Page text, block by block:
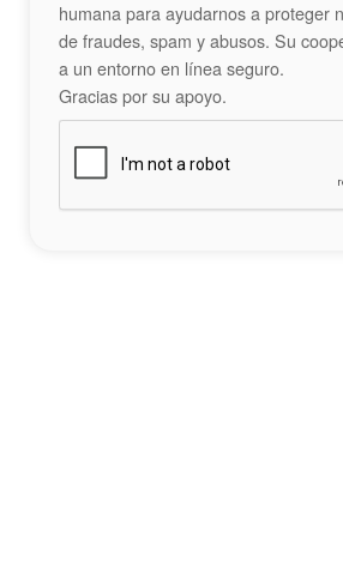
humana para ayudarnos a proteger
de fraudes, spam y abusos. Su
a un entorno en línea seguro.
Gracias por su apoyo.